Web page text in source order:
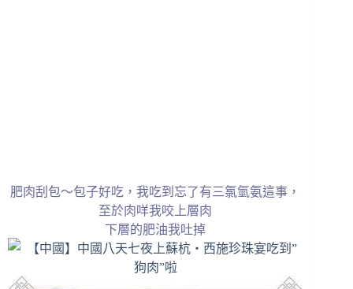
肥肉刮包～包子好吃，我吃到忘了有三氯氫氨這事，
至於肉咩我咬上層肉
下層的肥油我吐掉